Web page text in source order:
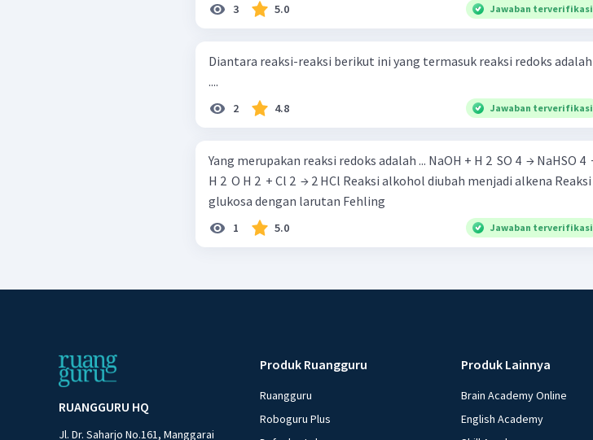
3 5.0 Jawaban terverifikasi
Diantara reaksi-reaksi berikut ini yang termasuk reaksi redoks adalah
....
2 4.8 Jawaban terverifikasi
Yang merupakan reaksi redoks adalah ... NaOH + H 2 ​ SO 4 ​ → NaHSO 4 ​ +
H 2 ​ O H 2 ​ + Cl 2 ​ → 2 HCl Reaksi alkohol diubah menjadi alkena Reaksi
glukosa dengan larutan Fehling
1 5.0 Jawaban terverifikasi
RUANGGURU HQ
Jl. Dr. Saharjo No.161, Manggarai
Produk Ruangguru
Ruangguru
Roboguru Plus
Produk Lainnya
Brain Academy Online
English Academy